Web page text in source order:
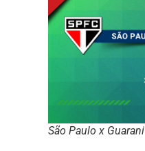
São Paulo x Guarani